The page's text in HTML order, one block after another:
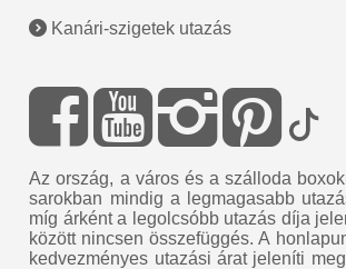
Kanári-szigetek utazás
Az ország, a város és a szálloda
sarokban mindig a legmagasabb
míg árként a legolcsóbb utazás díja
között nincsen összefüggés. A
kedvezményes utazási árat jeleníti